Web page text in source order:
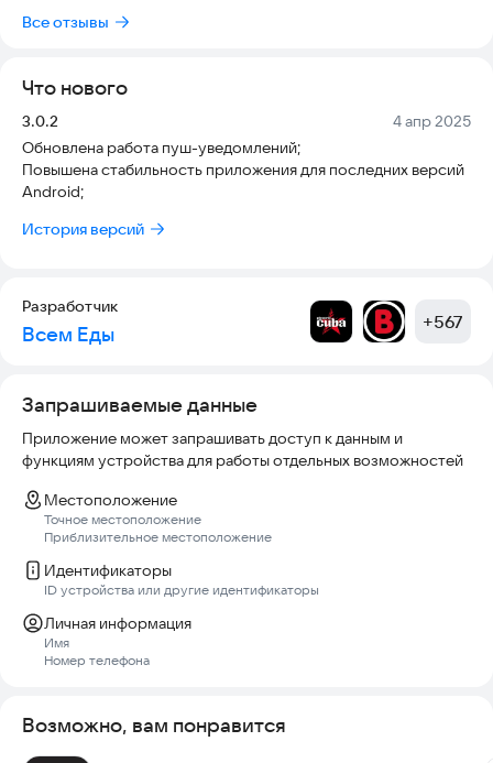
Все отзывы
Что нового
Версия:
3.0.2 Дата:
4 апр 2025
Обновлена работа пуш-уведомлений;
Повышена стабильность приложения для последних версий
Android;
История версий
Разработчик
Всем Еды +567
Запрашиваемые данные
Приложение может запрашивать доступ к данным и
функциям устройства для работы отдельных возможностей
Местоположение
Точное местоположение
Приблизительное местоположение
Идентификаторы
ID устройства или другие идентификаторы
Личная информация
Имя
Номер телефона
Возможно, вам понравится